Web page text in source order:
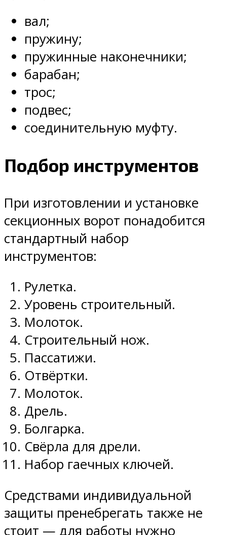
вал;
пружину;
пружинные наконечники;
барабан;
трос;
подвес;
соединительную муфту.
Подбор инструментов
При изготовлении и установке
секционных ворот понадобится
стандартный набор
инструментов:
Рулетка.
Уровень строительный.
Молоток.
Строительный нож.
Пассатижи.
Отвёртки.
Молоток.
Дрель.
Болгарка.
Свёрла для дрели.
Набор гаечных ключей.
Средствами индивидуальной
защиты пренебрегать также не
стоит — для работы нужно